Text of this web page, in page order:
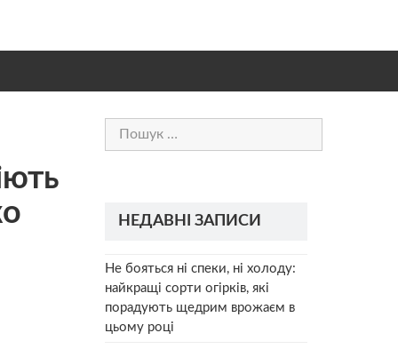
Пошук:
НЕДАВНІ ЗАПИСИ
Не бояться ні спеки, ні холоду:
найкращі сорти огірків, які
порадують щедрим врожаєм в
цьому році